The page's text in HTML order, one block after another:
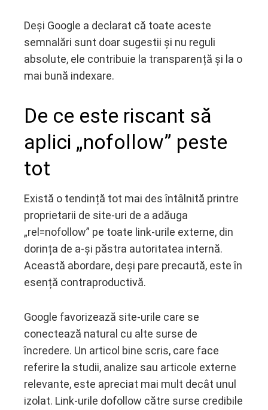
Deși Google a declarat că toate aceste
semnalări sunt doar sugestii și nu reguli
absolute, ele contribuie la transparență și la o
mai bună indexare.
De ce este riscant să
aplici „nofollow” peste
tot
Există o tendință tot mai des întâlnită printre
proprietarii de site-uri de a adăuga
„rel=nofollow” pe toate link-urile externe, din
dorința de a-și păstra autoritatea internă.
Această abordare, deși pare precaută, este în
esență contraproductivă.
Google favorizează site-urile care se
conectează natural cu alte surse de
încredere. Un articol bine scris, care face
referire la studii, analize sau articole externe
relevante, este apreciat mai mult decât unul
izolat. Link-urile dofollow către surse credibile